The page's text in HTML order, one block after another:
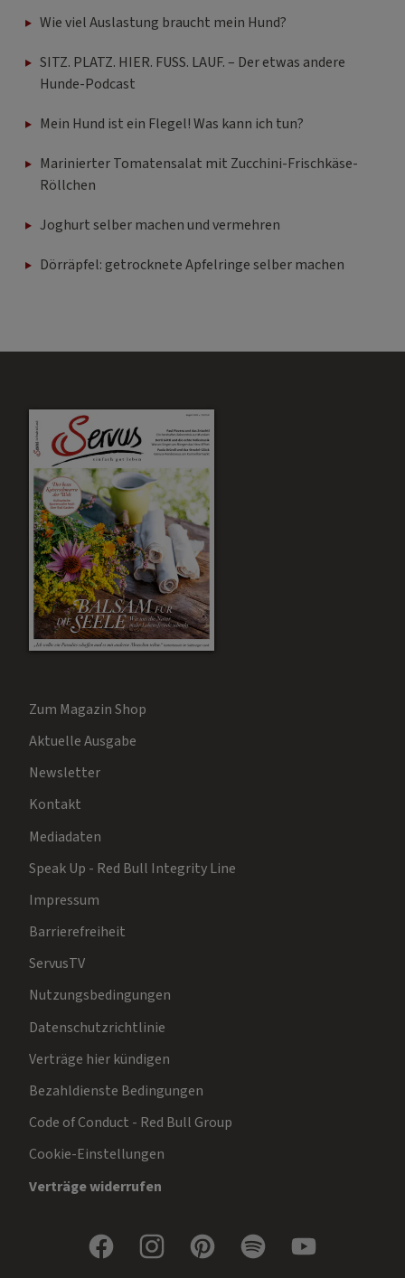
Wie viel Auslastung braucht mein Hund?
SITZ. PLATZ. HIER. FUSS. LAUF. – Der etwas andere
Hunde-Podcast
Mein Hund ist ein Flegel! Was kann ich tun?
Marinierter Tomatensalat mit Zucchini-Frischkäse-
Röllchen
Joghurt selber machen und vermehren
Dörräpfel: getrocknete Apfelringe selber machen
Zum Magazin Shop
Aktuelle Ausgabe
Newsletter
Kontakt
Mediadaten
Speak Up - Red Bull Integrity Line
Impressum
Barrierefreiheit
ServusTV
Nutzungsbedingungen
Datenschutzrichtlinie
Verträge hier kündigen
Bezahldienste Bedingungen
Code of Conduct - Red Bull Group
Cookie-Einstellungen
Verträge widerrufen